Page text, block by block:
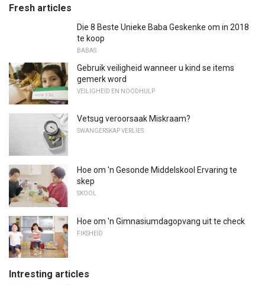
Fresh articles
Die 8 Beste Unieke Baba Geskenke om in 2018
te koop
BABAS
Gebruik veiligheid wanneer u kind se items
gemerk word
VEILIGHEID EN NOODHULP
Vetsug veroorsaak Miskraam?
SWANGERSKAP VERLIES
Hoe om 'n Gesonde Middelskool Ervaring te
skep
SKOOL
Hoe om 'n Gimnasiumdagopvang uit te check
FIKSHEID
Intresting articles